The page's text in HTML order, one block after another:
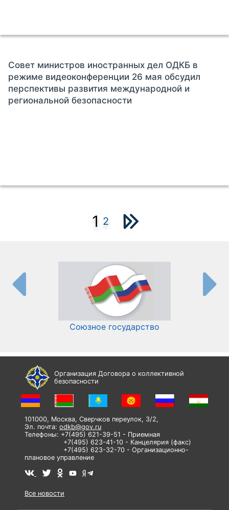
Совет министров иностранных дел ОДКБ в
режиме видеоконференции 26 мая обсудил
перспективы развития международной и
региональной безопасности
1 2
Союзное государство
Организация Договора о коллективной
безопасности
101000, Москва, Сверчков переулок, 3/2,
Эл. почта: odkb@gov.ru
Телефоны: +7(495) 621-39-51 - Приемная
+7(495) 623-41-10 - Канцелярия (факс)
+7(495) 623-32-70 - Организационно-
плановое управление
Все новости